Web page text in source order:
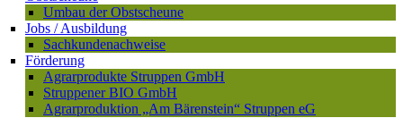
Umbau der Obstscheune
Jobs / Ausbildung
Sachkundenachweise
Förderung
Agrarprodukte Struppen GmbH
Struppener BIO GmbH
Agrarproduktion „Am Bärenstein“ Struppen eG